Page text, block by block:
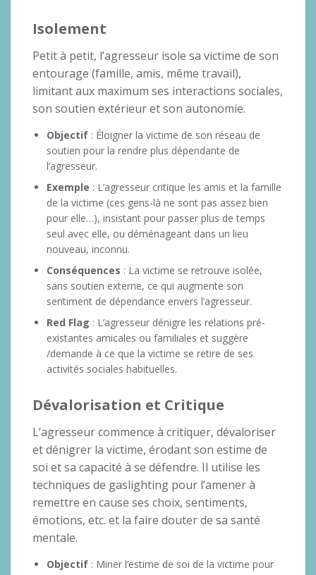
Isolement
Petit à petit, l’agresseur isole sa victime de son
entourage (famille, amis, même travail),
limitant aux maximum ses interactions sociales,
son soutien extérieur et son autonomie.
Objectif : Éloigner la victime de son réseau de
soutien pour la rendre plus dépendante de
l’agresseur.
Exemple : L’agresseur critique les amis et la famille
de la victime (ces gens-là ne sont pas assez bien
pour elle…), insistant pour passer plus de temps
seul avec elle, ou déménageant dans un lieu
nouveau, inconnu.
Conséquences : La victime se retrouve isolée,
sans soutien externe, ce qui augmente son
sentiment de dépendance envers l’agresseur.
Red Flag : L’agresseur dénigre les relations pré-
existantes amicales ou familiales et suggère
/demande à ce que la victime se retire de ses
activités sociales habituelles.
Dévalorisation et Critique
L’agresseur commence à critiquer, dévaloriser
et dénigrer la victime, érodant son estime de
soi et sa capacité à se défendre. Il utilise les
techniques de gaslighting pour l’amener à
remettre en cause ses choix, sentiments,
émotions, etc. et la faire douter de sa santé
mentale.
Objectif : Miner l’estime de soi de la victime pour